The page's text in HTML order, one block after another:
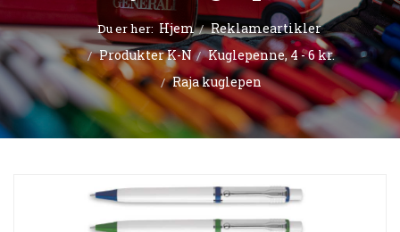
Du er her: Hjem
Reklameartikler
Produkter K-N
Kuglepenne, 4 - 6 kr.
Raja kuglepen